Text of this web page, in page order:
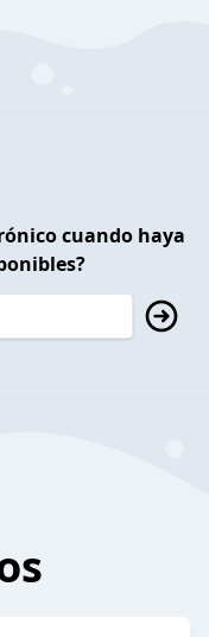
cuando haya